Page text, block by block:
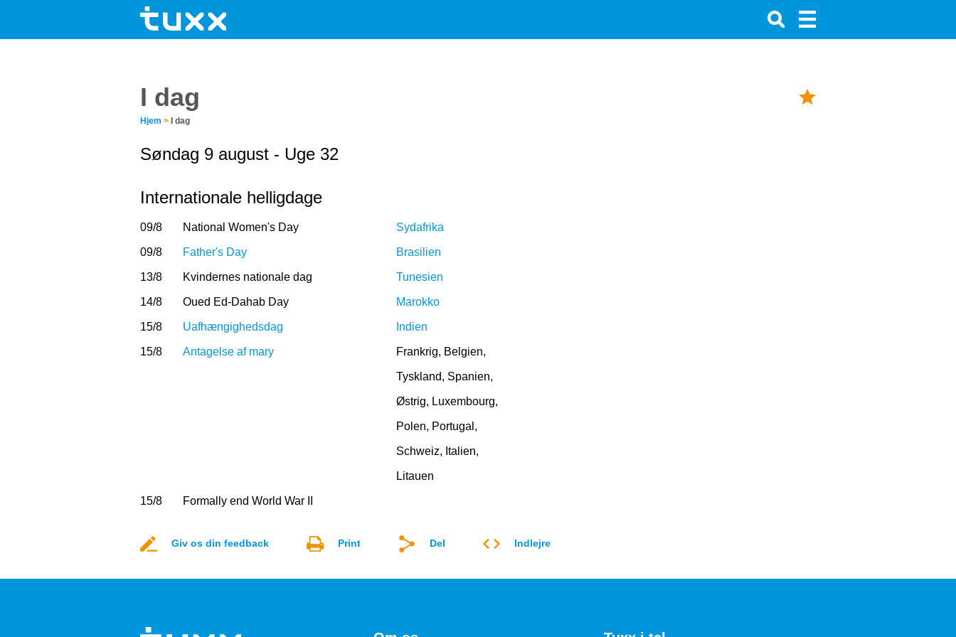
I dag
Hjem > I dag
Søndag 9 august - Uge 32
Internationale helligdage
09/8 National Women's Day Sydafrika
09/8 Father's Day Brasilien
13/8 Kvindernes nationale dag Tunesien
14/8 Oued Ed-Dahab Day Marokko
15/8 Uafhængighedsdag Indien
15/8 Antagelse af mary Frankrig, Belgien,
Tyskland, Spanien,
Østrig, Luxembourg,
Polen, Portugal,
Schweiz, Italien,
Litauen
15/8 Formally end World War II
Giv os din feedback Print Del Indlejre